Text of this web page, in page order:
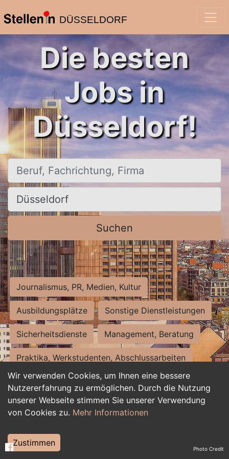
DÜSSELDORF
Wir verwenden Cookies, um Ihnen eine bessere
Nutzererfahrung zu ermöglichen. Durch die Nutzung
unserer Webseite stimmen Sie unserer Verwendung
von Cookies zu. Mehr Informationen
Zustimmen
Die besten
Jobs in
Düsseldorf!
Beruf, Fachrichtung, Firma
Ort, Stadt
Suchen
Journalismus, PR, Medien, Kultur
Ausbildungsplätze Sonstige Dienstleistungen
Sicherheitsdienste Management, Beratung
Praktika, Werkstudenten, Abschlussarbeiten
Personalwesen Assistenz, Sekretariat
Hilfskräfte, Aushilfs- und Nebenjobs
Weiterbildung, Studium, duale Ausbildung Photo Credit